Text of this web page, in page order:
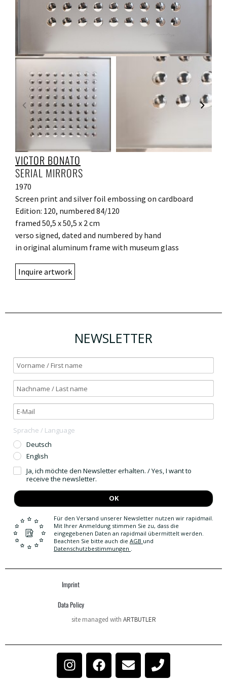
VICTOR BONATO
SERIAL MIRRORS
1970
Screen print and silver foil embossing on cardboard
Edition: 120, numbered 84/120
framed 50,5 x 50,5 x 2 cm
verso signed, dated and numbered by hand
in original aluminum frame with museum glass
Inquire artwork
NEWSLETTER
Sprache / Language
Deutsch
English
Ja, ich möchte den Newsletter erhalten. / Yes, I want to
receive the newsletter.
OK
Für den Versand unserer Newsletter nutzen wir rapidmail.
Mit Ihrer Anmeldung stimmen Sie zu, dass die
eingegebenen Daten an rapidmail übermittelt werden.
Beachten Sie bitte auch die AGB und
Datenschutzbestimmungen
Imprint
Data Policy
site managed with ARTBUTLER